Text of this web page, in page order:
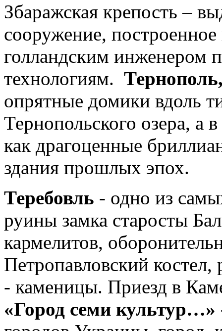
Збаражская крепость –
сооружение,
голландским инженером
технологиям.
опрятные домики вдоль
Тернопольского озера, а
как драгоценные
здания прошлых эпох.
Теребовль - одно из
руины замка старосты
кармелитов,
Петропавловский
- каменицы. Приезд в
«Город семи культур…»